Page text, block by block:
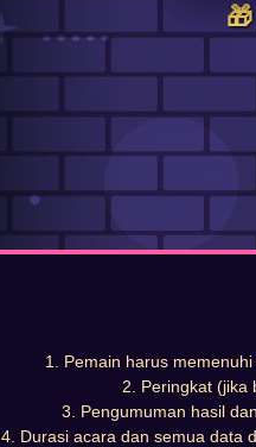
1. Pemain harus
2. Peringkat (jika
3. Pengumuman hasil
4. Durasi acara dan semua data